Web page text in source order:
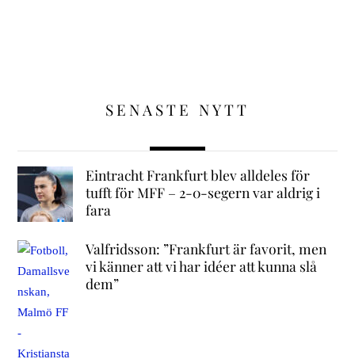
SENASTE NYTT
Eintracht Frankfurt blev alldeles för
tufft för MFF – 2-0-segern var aldrig i
fara
Valfridsson: ”Frankfurt är favorit, men
vi känner att vi har idéer att kunna slå
dem”